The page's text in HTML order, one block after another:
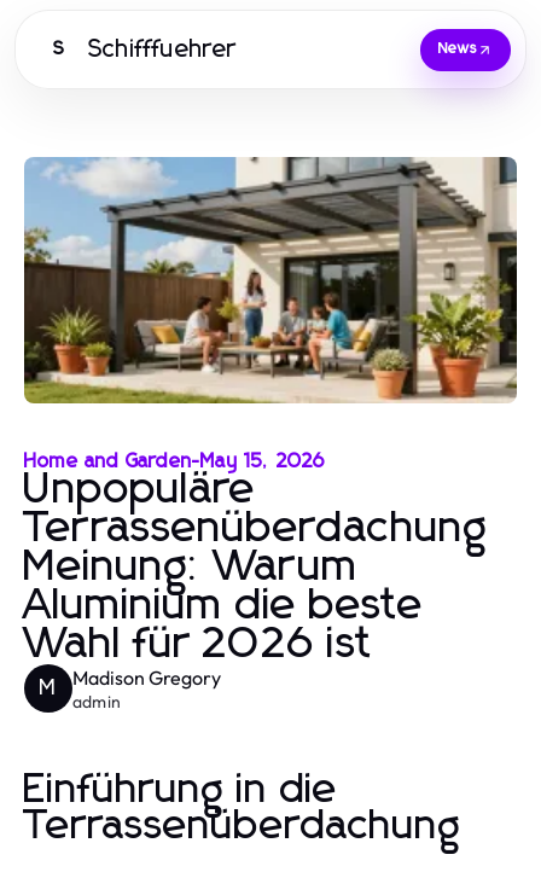
S Schifffuehrer News
Home and Garden-May 15, 2026
Unpopuläre
Terrassenüberdachung
Meinung: Warum
Aluminium die beste
Wahl für 2026 ist
M Madison Gregory
admin
Einführung in die
Terrassenüberdachung